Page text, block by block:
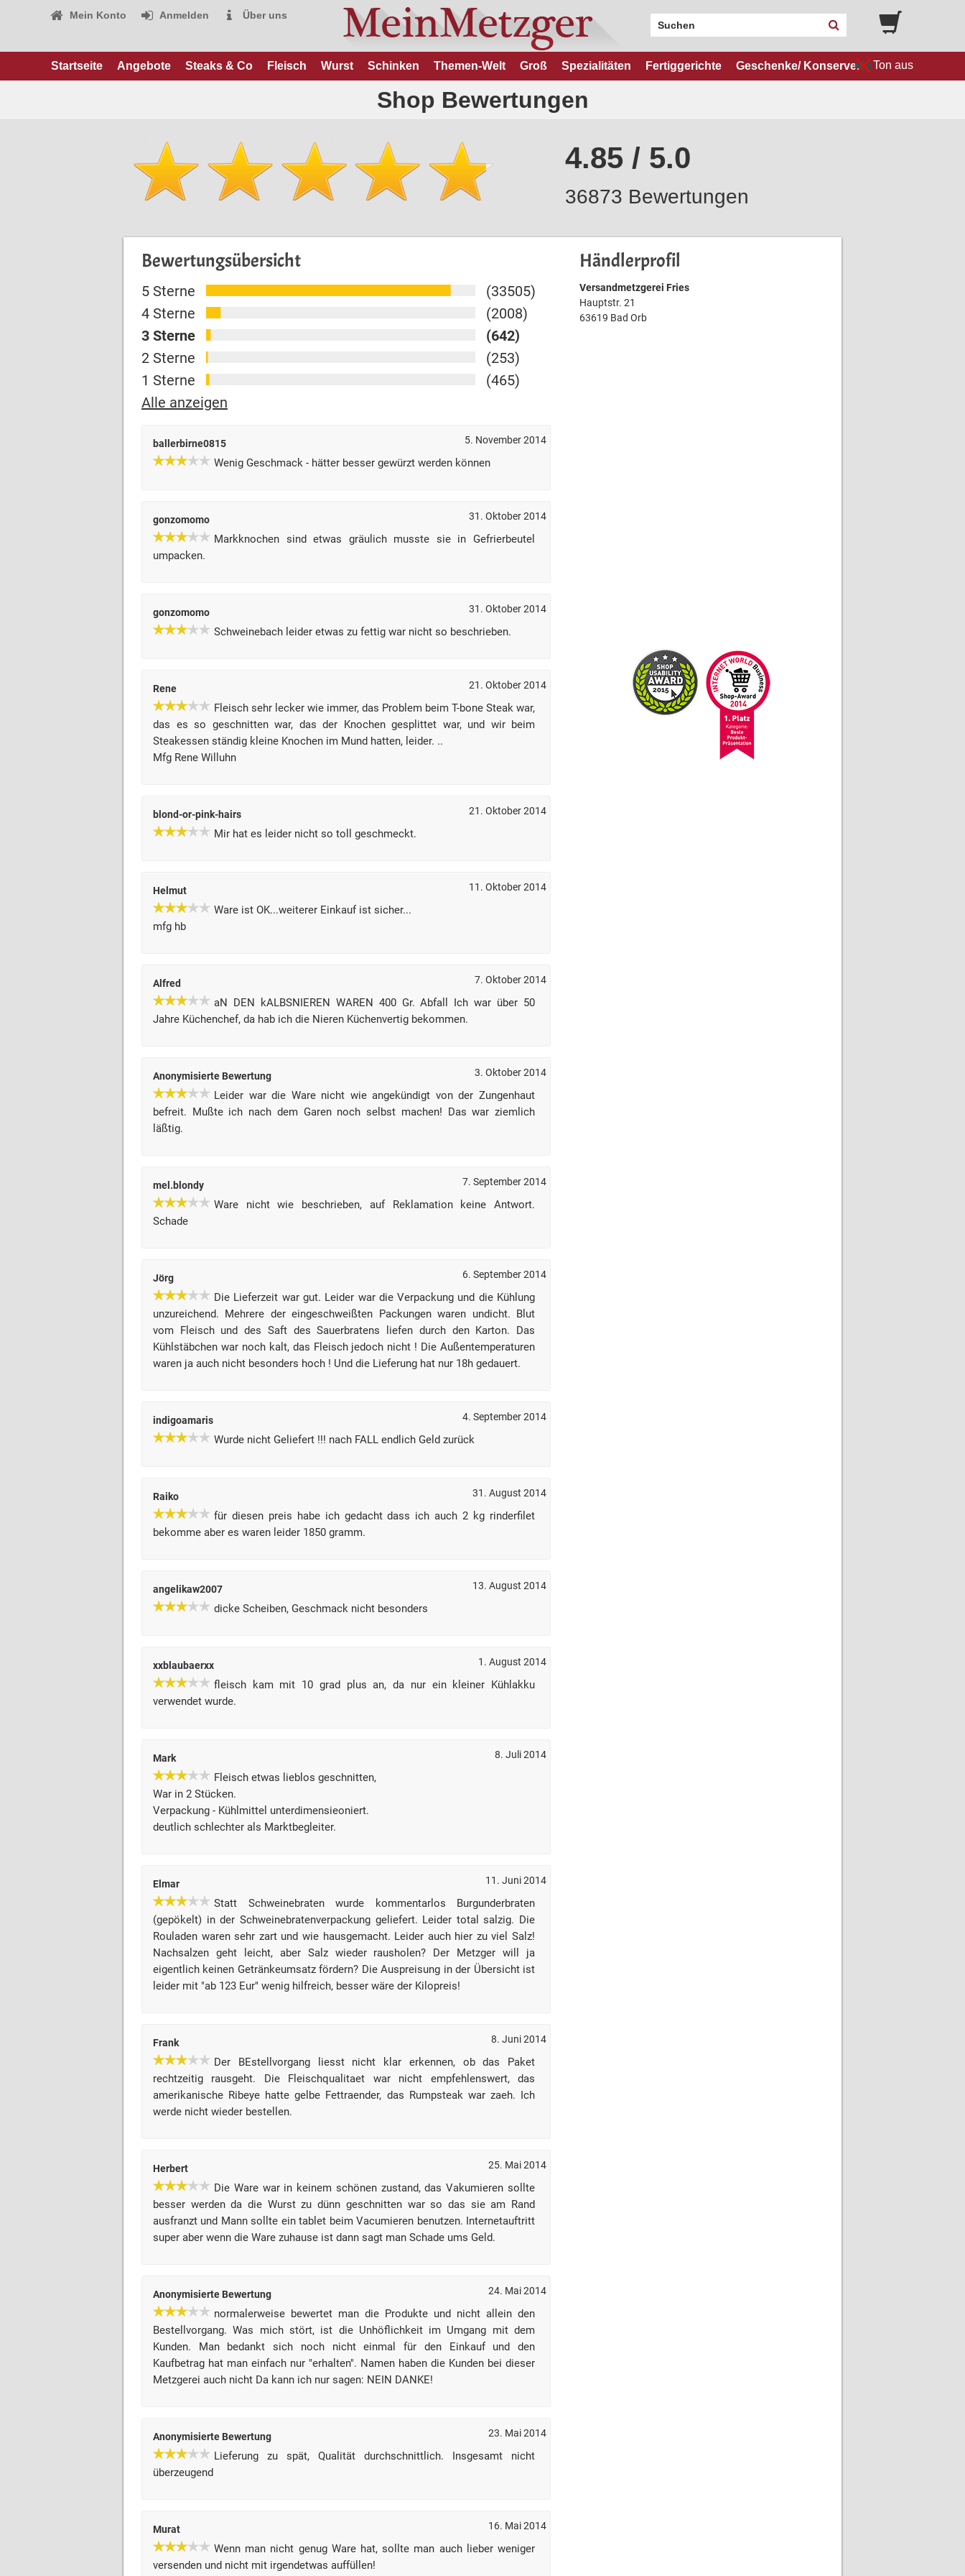
Mein Konto Anmelden Über uns
Startseite Angebote Steaks & Co Fleisch Wurst Schinken Themen-Welt Groß Spezialitäten Fertiggerichte Geschenke/ Konserven Ton aus
Shop Bewertungen
4.85 / 5.0
36873 Bewertungen
Bewertungsübersicht
5 Sterne
(33505)
4 Sterne
(2008)
3 Sterne
(642)
2 Sterne
(253)
1 Sterne
(465)
Alle anzeigen
ballerbirne0815 5. November 2014
Wenig Geschmack - hätter besser gewürzt werden können
gonzomomo 31. Oktober 2014
Markknochen sind etwas gräulich musste sie in Gefrierbeutel
umpacken.
gonzomomo 31. Oktober 2014
Schweinebach leider etwas zu fettig war nicht so beschrieben.
Rene 21. Oktober 2014
Fleisch sehr lecker wie immer, das Problem beim T-bone Steak war,
das es so geschnitten war, das der Knochen gesplittet war, und wir beim
Steakessen ständig kleine Knochen im Mund hatten, leider. ..
Mfg Rene Willuhn
blond-or-pink-hairs 21. Oktober 2014
Mir hat es leider nicht so toll geschmeckt.
Helmut 11. Oktober 2014
Ware ist OK...weiterer Einkauf ist sicher...
mfg hb
Alfred 7. Oktober 2014
aN DEN kALBSNIEREN WAREN 400 Gr. Abfall Ich war über 50
Jahre Küchenchef, da hab ich die Nieren Küchenvertig bekommen.
Anonymisierte Bewertung 3. Oktober 2014
Leider war die Ware nicht wie angekündigt von der Zungenhaut
befreit. Mußte ich nach dem Garen noch selbst machen! Das war ziemlich
läßtig.
mel.blondy 7. September 2014
Ware nicht wie beschrieben, auf Reklamation keine Antwort.
Schade
Jörg 6. September 2014
Die Lieferzeit war gut. Leider war die Verpackung und die Kühlung
unzureichend. Mehrere der eingeschweißten Packungen waren undicht. Blut
vom Fleisch und des Saft des Sauerbratens liefen durch den Karton. Das
Kühlstäbchen war noch kalt, das Fleisch jedoch nicht ! Die Außentemperaturen
waren ja auch nicht besonders hoch ! Und die Lieferung hat nur 18h gedauert.
indigoamaris 4. September 2014
Wurde nicht Geliefert !!! nach FALL endlich Geld zurück
Raiko 31. August 2014
für diesen preis habe ich gedacht dass ich auch 2 kg rinderfilet
bekomme aber es waren leider 1850 gramm.
angelikaw2007 13. August 2014
dicke Scheiben, Geschmack nicht besonders
xxblaubaerxx 1. August 2014
fleisch kam mit 10 grad plus an, da nur ein kleiner Kühlakku
verwendet wurde.
Mark 8. Juli 2014
Fleisch etwas lieblos geschnitten,
War in 2 Stücken.
Verpackung - Kühlmittel unterdimensieoniert.
deutlich schlechter als Marktbegleiter.
Elmar 11. Juni 2014
Statt Schweinebraten wurde kommentarlos Burgunderbraten
(gepökelt) in der Schweinebratenverpackung geliefert. Leider total salzig. Die
Rouladen waren sehr zart und wie hausgemacht. Leider auch hier zu viel Salz!
Nachsalzen geht leicht, aber Salz wieder rausholen? Der Metzger will ja
eigentlich keinen Getränkeumsatz fördern? Die Auspreisung in der Übersicht ist
leider mit "ab 123 Eur" wenig hilfreich, besser wäre der Kilopreis!
Frank 8. Juni 2014
Der BEstellvorgang liesst nicht klar erkennen, ob das Paket
rechtzeitig rausgeht. Die Fleischqualitaet war nicht empfehlenswert, das
amerikanische Ribeye hatte gelbe Fettraender, das Rumpsteak war zaeh. Ich
werde nicht wieder bestellen.
Herbert 25. Mai 2014
Die Ware war in keinem schönen zustand, das Vakumieren sollte
besser werden da die Wurst zu dünn geschnitten war so das sie am Rand
ausfranzt und Mann sollte ein tablet beim Vacumieren benutzen. Internetauftritt
super aber wenn die Ware zuhause ist dann sagt man Schade ums Geld.
Anonymisierte Bewertung 24. Mai 2014
normalerweise bewertet man die Produkte und nicht allein den
Bestellvorgang. Was mich stört, ist die Unhöflichkeit im Umgang mit dem
Kunden. Man bedankt sich noch nicht einmal für den Einkauf und den
Kaufbetrag hat man einfach nur "erhalten". Namen haben die Kunden bei dieser
Metzgerei auch nicht Da kann ich nur sagen: NEIN DANKE!
Anonymisierte Bewertung 23. Mai 2014
Lieferung zu spät, Qualität durchschnittlich. Insgesamt nicht
überzeugend
Murat 16. Mai 2014
Wenn man nicht genug Ware hat, sollte man auch lieber weniger
versenden und nicht mit irgendetwas auffüllen!
Händlerprofil
Versandmetzgerei Fries
Hauptstr. 21
63619 Bad Orb